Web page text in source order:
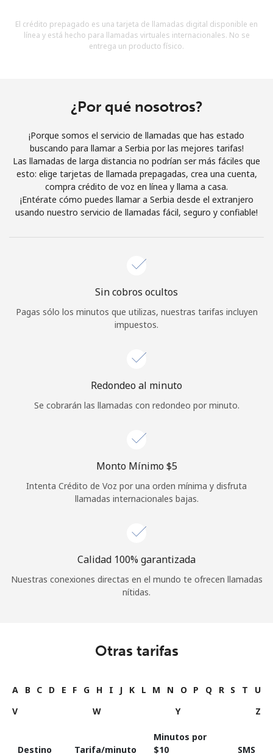
Al abrir una cuenta en este sitio web, estoy de acuerdo con
Términos y condiciones.
Únete
¡Hola!
Iniciar Sesión
Continuar con
El crédito prepagado es una tarjeta de llamadas digital disponible en
línea y está hecho para llamadas virtuales internacionales. No se
entrega un producto físico.
¿Por qué nosotros?
¡Porque somos el servicio de llamadas que has estado
buscando para llamar a Serbia por las mejores tarifas!
Las llamadas de larga distancia no podrían ser más fáciles que
esto: elige tarjetas de llamada prepagadas, crea una cuenta,
compra crédito de voz en línea y llama a casa.
¡Entérate cómo puedes llamar a Serbia desde el extranjero
usando nuestro servicio de llamadas fácil, seguro y confiable!
Sin cobros ocultos
Pagas sólo los minutos que utilizas, nuestras tarifas incluyen
impuestos.
Redondeo al minuto
Se cobrarán las llamadas con redondeo por minuto.
Monto Mínimo ⁦$5⁩
Intenta Crédito de Voz por una orden mínima y disfruta
llamadas internacionales bajas.
Calidad 100% garantizada
Nuestras conexiones directas en el mundo te ofrecen llamadas
nítidas.
Otras tarifas
A B C D E F G H I J K L M N O P Q R S T
U
V
W Y Z
Destino Tarifa/minuto
Minutos por
⁦$10⁩
SMS